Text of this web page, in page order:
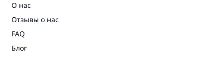
О нас
Отзывы о нас
FAQ
Блог